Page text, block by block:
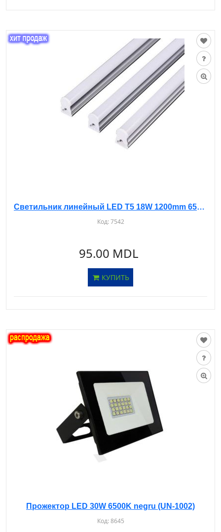
Светильник линейный LED T5 18W 1200mm 6500K
Код:7542
95.00 MDL
КУПИТЬ
Прожектор LED 30W 6500K negru (UN-1002)
Код:8645